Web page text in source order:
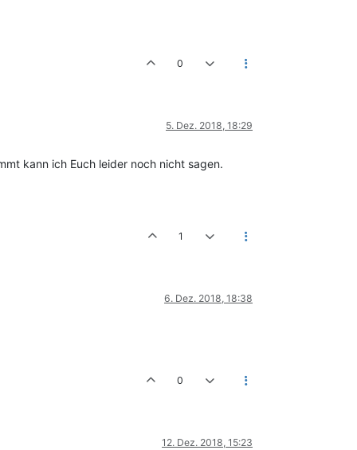
0
5. Dez. 2018, 18:29
kann ich Euch leider noch nicht sagen.
1
6. Dez. 2018, 18:38
0
12. Dez. 2018, 15:23